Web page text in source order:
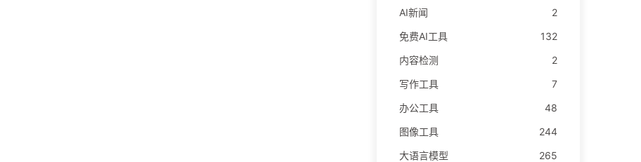
AI新闻
2
免费AI工具
132
内容检测
2
写作工具
7
办公工具
48
图像工具
244
大语言模型
265